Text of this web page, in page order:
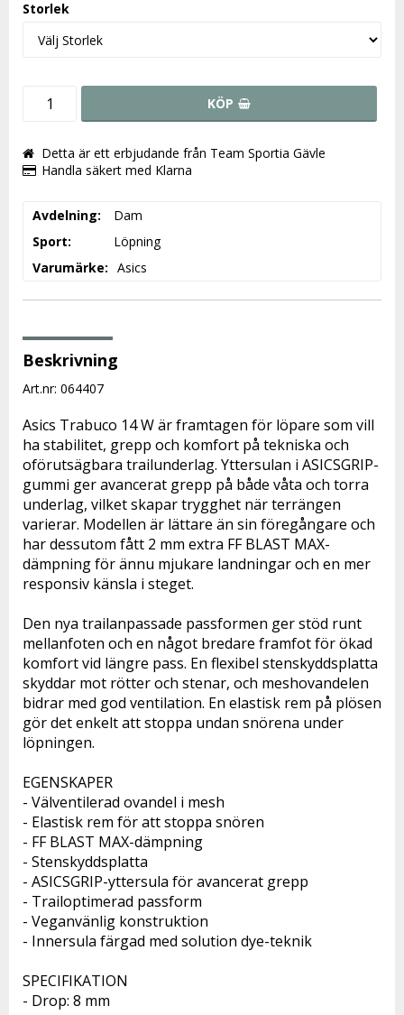
Storlek
KÖP
Detta är ett erbjudande från Team Sportia Gävle
Handla säkert med Klarna
Avdelning
Dam
Sport
Löpning
Varumärke
Asics
Beskrivning
Art.nr: 064407
Asics Trabuco 14 W är framtagen för löpare som vill
ha stabilitet, grepp och komfort på tekniska och
oförutsägbara trailunderlag. Yttersulan i ASICSGRIP-
gummi ger avancerat grepp på både våta och torra
underlag, vilket skapar trygghet när terrängen
varierar. Modellen är lättare än sin föregångare och
har dessutom fått 2 mm extra FF BLAST MAX-
dämpning för ännu mjukare landningar och en mer
responsiv känsla i steget.
Den nya trailanpassade passformen ger stöd runt
mellanfoten och en något bredare framfot för ökad
komfort vid längre pass. En flexibel stenskyddsplatta
skyddar mot rötter och stenar, och meshovandelen
bidrar med god ventilation. En elastisk rem på plösen
gör det enkelt att stoppa undan snörena under
löpningen.
EGENSKAPER
- Välventilerad ovandel i mesh
- Elastisk rem för att stoppa snören
- FF BLAST MAX-dämpning
- Stenskyddsplatta
- ASICSGRIP-yttersula för avancerat grepp
- Trailoptimerad passform
- Veganvänlig konstruktion
- Innersula färgad med solution dye-teknik
SPECIFIKATION
- Drop: 8 mm